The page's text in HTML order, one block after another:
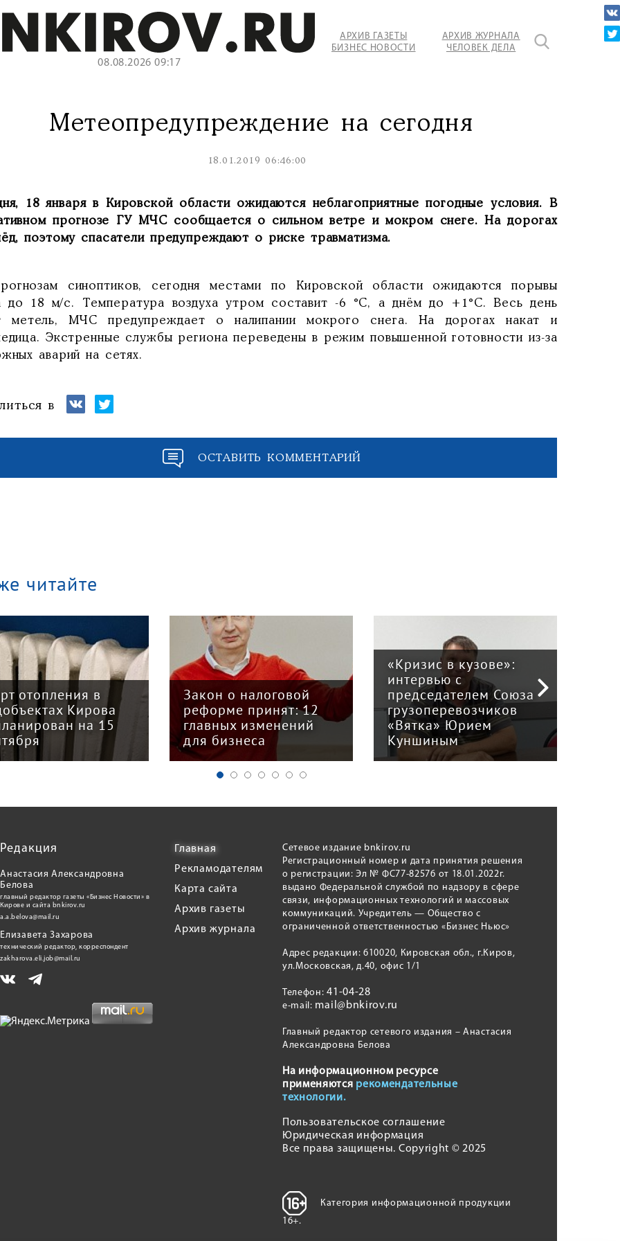
08.08.2026 09:17
АРХИВ ГАЗЕТЫ
БИЗНЕС НОВОСТИ
АРХИВ ЖУРНАЛА
ЧЕЛОВЕК ДЕЛА
Метеопредупреждение на сегодня
18.01.2019 06:46:00
18 января в Кировской области ожидаются неблагоприятные погодные условия. В
прогнозе ГУ МЧС сообщается о сильном ветре и мокром снеге. На дорогах
поэтому спасатели предупреждают о риске травматизма.
синоптиков, сегодня местами по Кировской области ожидаются порывы
до 18 м/с. Температура воздуха утром составит -6 °C, а днём до +1°C. Весь день
метель, МЧС предупреждает о налипании мокрого снега. На дорогах накат и
Экстренные службы региона переведены в режим повышенной готовности из-за
аварий на сетях.
в
ОСТАВИТЬ КОММЕНТАРИЙ
читайте
отопления в
Кирова
на 15
Закон о налоговой
реформе принят: 12
главных изменений
для бизнеса
«Кризис в кузове»:
интервью с
председателем Союза
грузоперевозчиков
«Вятка» Юрием
Куншиным
Редакция
Анастасия Александровна
Белова
главный редактор газеты «Бизнес Новости» в
Кирове и сайта bnkirov.ru
a.a.belova@mail.ru
Елизавета Захарова
технический редактор, корреспондент
zakharova.eli.job@mail.ru
Главная
Рекламодателям
Карта сайта
Архив газеты
Архив журнала
Сетевое издание bnkirov.ru
Регистрационный номер и дата принятия решения
о регистрации: Эл № ФС77-82576 от 18.01.2022г.
выдано Федеральной службой по надзору в сфере
связи, информационных технологий и массовых
коммуникаций. Учредитель — Общество с
ограниченной ответственностью «Бизнес Ньюс»
Адрес редакции: 610020, Кировская обл., г.Киров,
ул.Московская, д.40, офис 1/1
Телефон:41-04-28
e-mail: mail@bnkirov.ru
Главный редактор сетевого издания – Анастасия
Александровна Белова
На информационном ресурсе
применяются рекомендательные
технологии.
Пользовательское соглашение
Юридическая информация
Все права защищены. Copyright © 2025
Категория информационной продукции
16+.